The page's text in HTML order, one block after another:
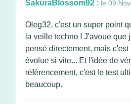
SakuraBlossom92 : le 09
Oleg32, c'est un super point
la veille techno ! J'avoue que
pensé directement, mais
évolue si vite... Et l'idée de
référencement, c'est le test
beaucoup.